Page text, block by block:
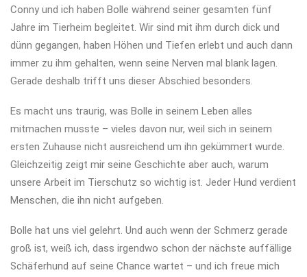
Conny und ich haben Bolle während seiner gesamten fünf
Jahre im Tierheim begleitet. Wir sind mit ihm durch dick und
dünn gegangen, haben Höhen und Tiefen erlebt und auch dann
immer zu ihm gehalten, wenn seine Nerven mal blank lagen.
Gerade deshalb trifft uns dieser Abschied besonders.
Es macht uns traurig, was Bolle in seinem Leben alles
mitmachen musste – vieles davon nur, weil sich in seinem
ersten Zuhause nicht ausreichend um ihn gekümmert wurde.
Gleichzeitig zeigt mir seine Geschichte aber auch, warum
unsere Arbeit im Tierschutz so wichtig ist. Jeder Hund verdient
Menschen, die ihn nicht aufgeben.
Bolle hat uns viel gelehrt. Und auch wenn der Schmerz gerade
groß ist, weiß ich, dass irgendwo schon der nächste auffällige
Schäferhund auf seine Chance wartet – und ich freue mich